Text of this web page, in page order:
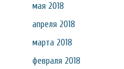
мая 2018
апреля 2018
марта 2018
февраля 2018